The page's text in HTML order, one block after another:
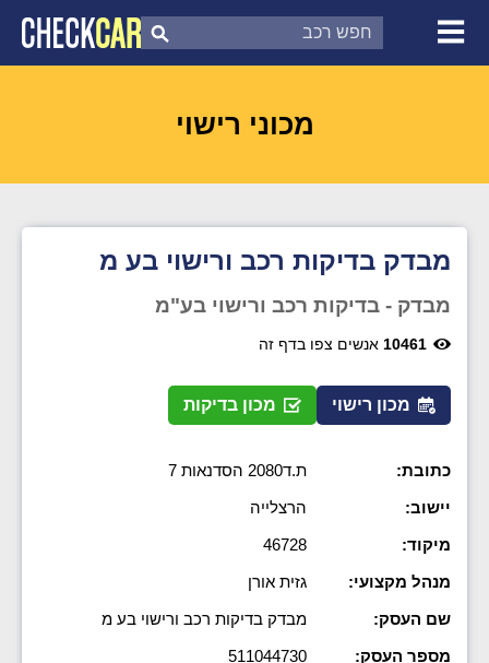
צ'ק קאר
דוח בדיקת רכב
מכוני רישוי
מבדק בדיקות רכב ורישוי בע מ
מבדק - בדיקות רכב ורישוי בע"מ
10461 אנשים צפו בדף זה
מכון רישוי מכון בדיקות
כתובת:
ת.ד2080 הסדנאות 7
יישוב:
הרצלייה
מיקוד:
46728
מנהל מקצועי:
גזית אורן
שם העסק:
מבדק בדיקות רכב ורישוי בע מ
מספר העסק:
511044730